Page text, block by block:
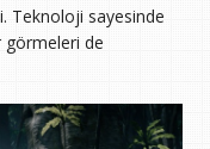
Teknoloji sayesinde
görmeleri de